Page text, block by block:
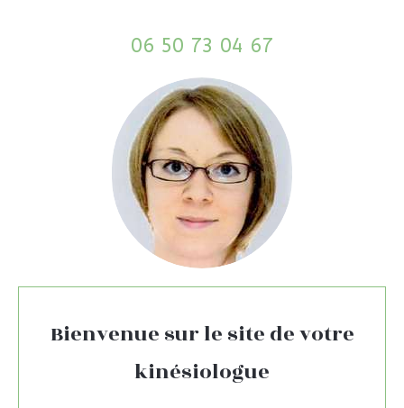
06 50 73 04 67
Bienvenue sur le site de votre
kinésiologue